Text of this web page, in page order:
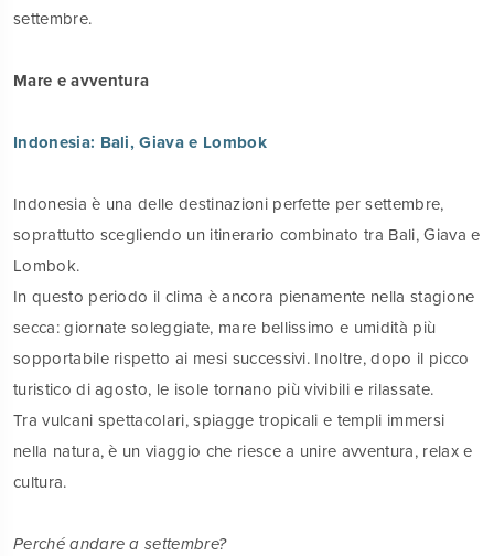
settembre.
Mare e avventura
Indonesia: Bali, Giava e Lombok
Indonesia è una delle destinazioni perfette per settembre,
soprattutto scegliendo un itinerario combinato tra Bali, Giava e
Lombok.
In questo periodo il clima è ancora pienamente nella stagione
secca: giornate soleggiate, mare bellissimo e umidità più
sopportabile rispetto ai mesi successivi. Inoltre, dopo il picco
turistico di agosto, le isole tornano più vivibili e rilassate.
Tra vulcani spettacolari, spiagge tropicali e templi immersi
nella natura, è un viaggio che riesce a unire avventura, relax e
cultura.
Perché andare a settembre?